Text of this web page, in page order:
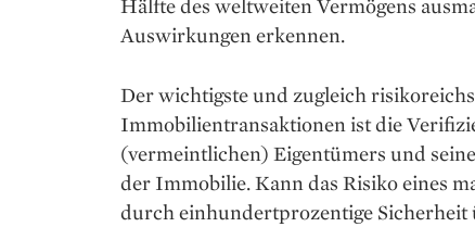
Auswirkungen erkennen.
Der wichtigste und zugleich
Immobilientransaktionen ist die
(vermeintlichen) Eigentümers und
der Immobilie. Kann das Risiko eines
durch einhundertprozentige Sicherheit